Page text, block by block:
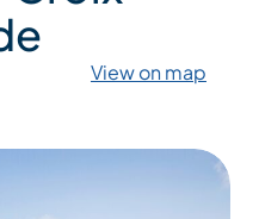
View on map